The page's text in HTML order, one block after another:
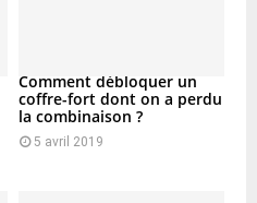
Comment débloquer un
coffre-fort dont on a perdu
la combinaison ?
5 avril 2019